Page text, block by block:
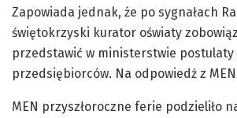
Zapowiada jednak, że po sygnałach
świętokrzyski kurator oświaty
przedstawić w ministerstwie
przedsiębiorców. Na odpowiedź z
MEN przyszłoroczne ferie podzieliło